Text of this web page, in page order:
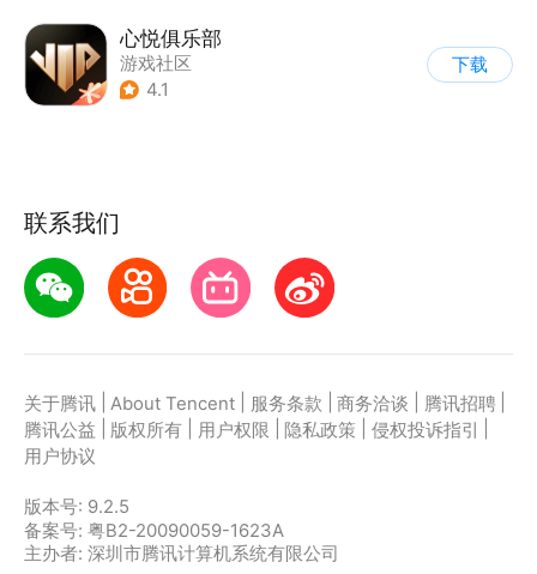
心悦俱乐部
游戏社区
4.1
下载
联系我们
关于腾讯 About Tencent 服务条款 商务洽谈 腾讯招聘
腾讯公益
版权所有 用户权限 隐私政策 侵权投诉指引
用户协议
版本号: 9.2.5
备案号: 粤B2-20090059-1623A
主办者: 深圳市腾讯计算机系统有限公司